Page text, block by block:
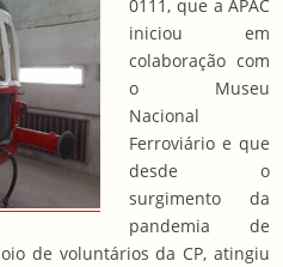
0111, que a APAC
iniciou em
colaboração com
o Museu
Nacional
Ferroviário e que
desde o
surgimento da
pandemia de
de voluntários da CP, atingiu